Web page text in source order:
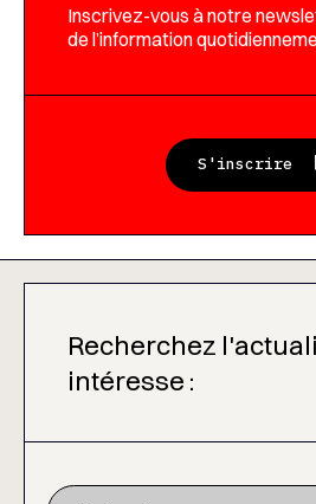
Inscrivez-vous à notre
de l’information
S'inscrire
Recherchez
intéresse :